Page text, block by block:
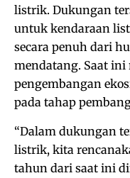
listrik. Dukungan
untuk kendaraan
secara penuh dari
mendatang. Saat
pengembangan
pada tahap
“Dalam dukungan
listrik, kita
tahun dari saat ini